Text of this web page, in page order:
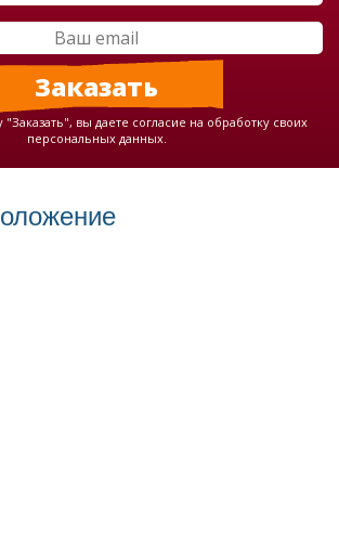
вы даете согласие на обработку своих
персональных данных.